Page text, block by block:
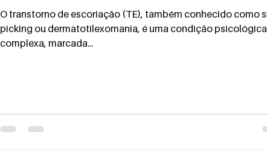
O transtorno de escoriação (TE), também conhecido como skin
picking ou dermatotilexomania, é uma condição psicológica
complexa, marcada...